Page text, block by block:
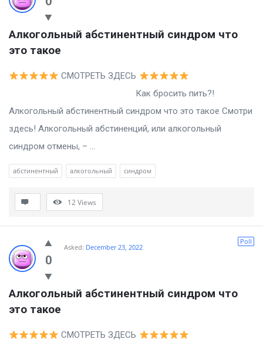
Latest
Questions
Алкогольный абстинентный синдром что
это такое
СМОТРЕТЬ ЗДЕСЬ
Как бросить пить?!
Алкогольный абстинентный синдром что это такое Смотри
здесь! Алкогольный абстиненций, или алкогольный
синдром отмены, – ...
абстинентный алкогольный синдром
12Views
0
Poll
Asked: December 23, 2022
Алкогольный абстинентный синдром что
это такое
СМОТРЕТЬ ЗДЕСЬ